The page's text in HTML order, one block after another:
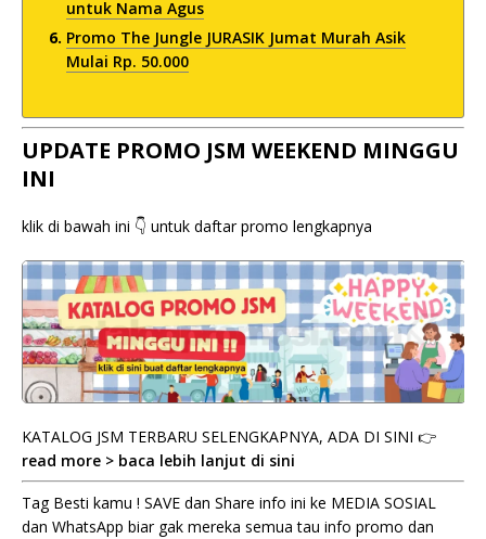
untuk Nama Agus
Promo The Jungle JURASIK Jumat Murah Asik
Mulai Rp. 50.000
UPDATE PROMO JSM WEEKEND MINGGU
INI
klik di bawah ini 👇 untuk daftar promo lengkapnya
KATALOG JSM TERBARU SELENGKAPNYA, ADA DI SINI 👉
read more > baca lebih lanjut di sini
Tag Besti kamu ! SAVE dan Share info ini ke MEDIA SOSIAL
dan WhatsApp biar gak mereka semua tau info promo dan